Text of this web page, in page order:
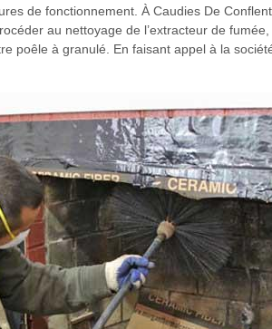
de fonctionnement. À Caudies De
au nettoyage de l’extracteur de
poêle à granulé. En faisant appel à la